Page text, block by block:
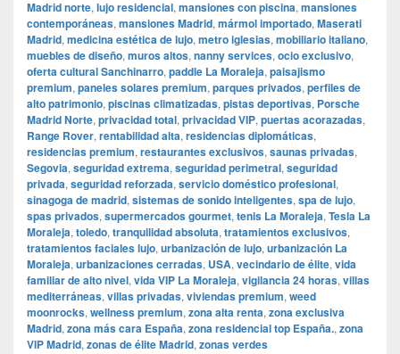
Madrid norte, lujo residencial, mansiones con piscina, mansiones
contemporáneas, mansiones Madrid, mármol importado, Maserati
Madrid, medicina estética de lujo, metro iglesias, mobiliario italiano,
muebles de diseño, muros altos, nanny services, ocio exclusivo,
oferta cultural Sanchinarro, paddle La Moraleja, paisajismo
premium, paneles solares premium, parques privados, perfiles de
alto patrimonio, piscinas climatizadas, pistas deportivas, Porsche
Madrid Norte, privacidad total, privacidad VIP, puertas acorazadas,
Range Rover, rentabilidad alta, residencias diplomáticas,
residencias premium, restaurantes exclusivos, saunas privadas,
Segovia, seguridad extrema, seguridad perimetral, seguridad
privada, seguridad reforzada, servicio doméstico profesional,
sinagoga de madrid, sistemas de sonido inteligentes, spa de lujo,
spas privados, supermercados gourmet, tenis La Moraleja, Tesla La
Moraleja, toledo, tranquilidad absoluta, tratamientos exclusivos,
tratamientos faciales lujo, urbanización de lujo, urbanización La
Moraleja, urbanizaciones cerradas, USA, vecindario de élite, vida
familiar de alto nivel, vida VIP La Moraleja, vigilancia 24 horas, villas
mediterráneas, villas privadas, viviendas premium, weed
moonrocks, wellness premium, zona alta renta, zona exclusiva
Madrid, zona más cara España, zona residencial top España., zona
VIP Madrid, zonas de élite Madrid, zonas verdes